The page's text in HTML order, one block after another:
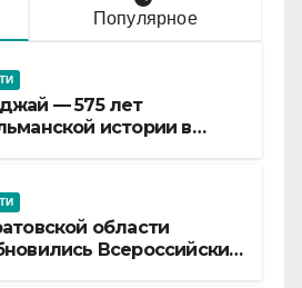
Популярное
— 575 лет
истории в
области
Всероссийские